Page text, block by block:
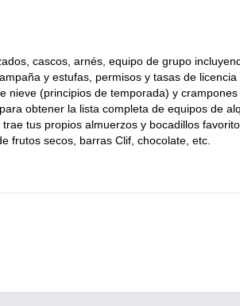
cascos, arnés, equipo de grupo
y estufas, permisos y tasas de licencia
nieve (principios de temporada) y crampones
obtener la lista completa de equipos de
tus propios almuerzos y bocadillos
frutos secos, barras Clif, chocolate, etc.